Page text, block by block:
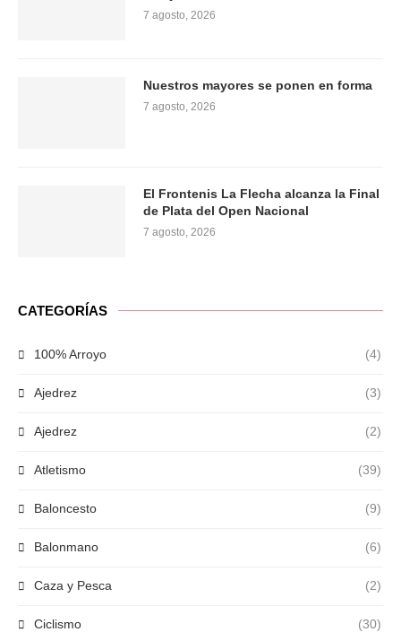
7 agosto, 2026
Nuestros mayores se ponen en forma
7 agosto, 2026
El Frontenis La Flecha alcanza la Final
de Plata del Open Nacional
7 agosto, 2026
CATEGORÍAS
100% Arroyo (4)
Ajedrez (3)
Ajedrez (2)
Atletismo (39)
Baloncesto (9)
Balonmano (6)
Caza y Pesca (2)
Ciclismo (30)